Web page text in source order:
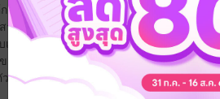
ลับด้วยเสียงห้วนกระด้าง แววตาก็แข็งกร้า
วเอ่ยถามด้วยความสงสัย
เป็นนักแสดงเลยนะ”
ณะที่เมธินีก็งงและสับสนไปหมดว่ามันเกิด
ตายคาห้องพัก แล้วในกลุ่มเพื่อนๆ ก็ไม่มีใค